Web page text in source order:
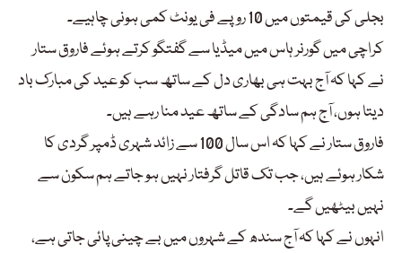
بجلی کی قیمتوں میں 10 روپے فی یونٹ کمی ہونی چاہیے۔
کراچی میں گورنر ہاس میں میڈیا سے گفتگو کرتے ہوئے فاروق ستار
نے کہا کہ آج بہت ہی بھاری دل کے ساتھ سب کو عید کی مبارک باد
دیتا ہوں، آج ہم سادگی کے ساتھ عید منا رہے ہیں۔
فاروق ستار نے کہا کہ اس سال 100 سے زائد شہری ڈمپر گردی کا
شکار ہوئے ہیں، جب تک قاتل گرفتار نہیں ہو جاتے ہم سکون سے
نہیں بیٹھیں گے۔
انہوں نے کہا کہ آج سندھ کے شہروں میں بے چینی پائی جاتی ہے،